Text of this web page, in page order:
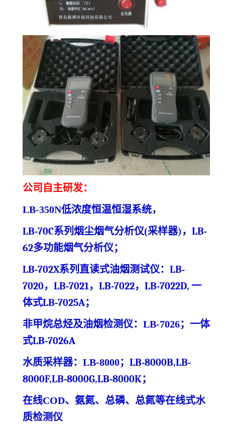
公司自主研发：
LB-350N低浓度恒温恒湿系统，
LB-70C系列烟尘烟气分析仪(采样器)， LB-
62多功能烟气分析仪；
LB-702X系列直读式油烟测试仪： LB-
7020，LB-7021，LB-7022，LB-7022D, 一
体式LB-7025A；
非甲烷总烃及油烟检测仪： LB-7026；一体
式LB-7026A
水质采样器： LB-8000； LB-8000B,LB-
8000F,LB-8000G,LB-8000K；
在线COD、氨氮、总磷、总氮等在线式水
质检测仪